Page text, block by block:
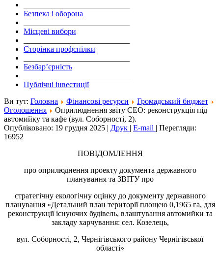
Безпека і оборона
Місцеві вибори
Сторінка профспілки
Безбар’єрність
Публічні інвестиції
Ви тут: Головна Фінансові ресурси
Громадський бюджет
Оголошення
Оприлюднення звіту СЕО: реконструкція під
автомийку та кафе (вул. Соборності, 2).
Опубліковано: 19 грудня 2025 | Друк | E-mail | Перегляди:
16952
ПОВІДОМЛЕННЯ
про оприлюднення проекту документа державного
планування та ЗВІТУ про
стратегічну екологічну оцінку до документу державного
планування «Детальний план території площею 0,1965 га, для
реконструкції існуючих будівель, влаштування автомийки та
закладу харчування: сел. Козелець,
вул. Соборності, 2, Чернігівського району Чернігівської
області»